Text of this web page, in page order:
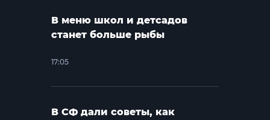
В меню школ и детсадов
станет больше рыбы
17:05
В СФ дали советы, как